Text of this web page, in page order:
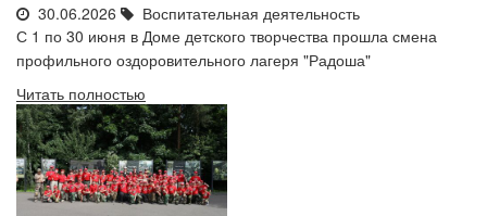
30.06.2026
Воспитательная деятельность
С 1 по 30 июня в Доме детского творчества прошла смена
профильного оздоровительного лагеря "Радоша"
Читать полностью